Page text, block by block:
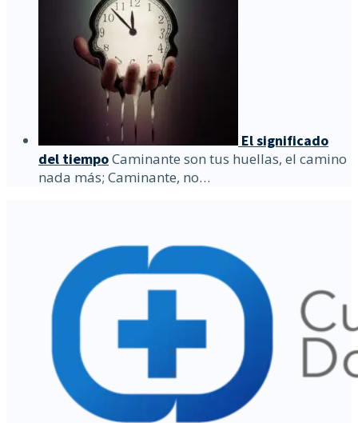
El significado
del tiempoCaminante son tus huellas, el camino
nada más; Caminante, no…